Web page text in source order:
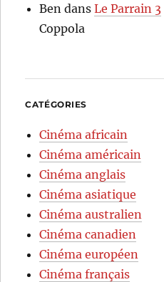
Ben dansLe Parrain 3
Coppola
CATÉGORIES
Cinéma africain
Cinéma américain
Cinéma anglais
Cinéma asiatique
Cinéma australien
Cinéma canadien
Cinéma européen
Cinéma français